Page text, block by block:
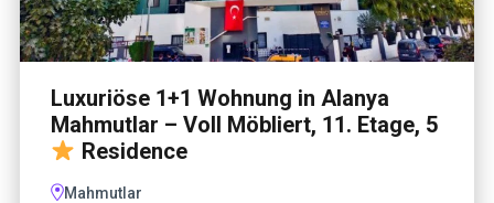
Luxuriöse 1+1 Wohnung in Alanya
Mahmutlar – Voll Möbliert, 11. Etage, 5
Residence
Mahmutlar